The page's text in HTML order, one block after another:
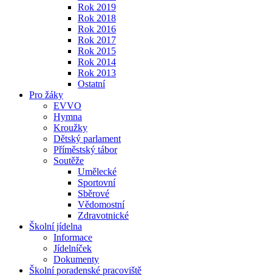
Rok 2019
Rok 2018
Rok 2016
Rok 2017
Rok 2015
Rok 2014
Rok 2013
Ostatní
Pro žáky
EVVO
Hymna
Kroužky
Dětský parlament
Příměstský tábor
Soutěže
Umělecké
Sportovní
Sběrové
Vědomostní
Zdravotnické
Školní jídelna
Informace
Jídelníček
Dokumenty
Školní poradenské pracoviště